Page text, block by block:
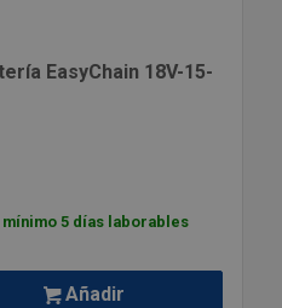
EasyChain 18V-15-
5 días laborables
Añadir